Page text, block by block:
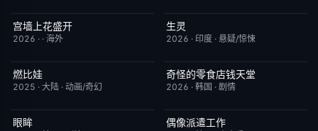
更新至第4集
宫墙上花盛开
2026 · · 海外
今日更新
生灵
2026 · 印度 · 悬疑/惊悚
HD国语
燃比娃
2025 · 大陆 · 动画/奇幻
HD中字
奇怪的零食店钱天堂
2026 · 韩国 · 剧情
HD中字
眼眸 已完结
偶像派遣工作